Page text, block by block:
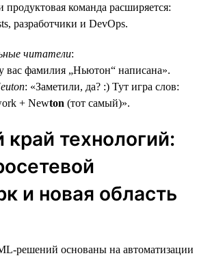
команда расширяется:
разработчики и DevOps.
читатели:
вас фамилия „Ньютон“ написана».
: «Заметили, да? :) Тут игра слов:
+ Newton (тот самый)».
технологий:
и новая область
решений основаны на автоматизации